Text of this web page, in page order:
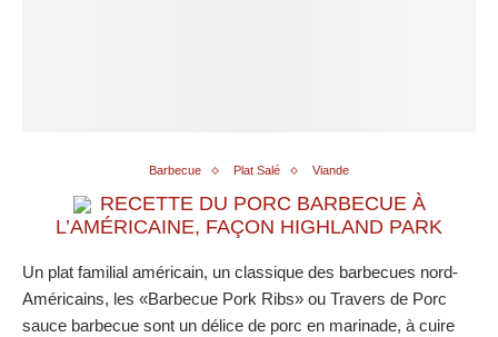
Barbecue Plat Salé Viande
RECETTE DU PORC BARBECUE À
L’AMÉRICAINE, FAÇON HIGHLAND PARK
Un plat familial américain, un classique des barbecues nord-
Américains, les «Barbecue Pork Ribs» ou Travers de Porc
sauce barbecue sont un délice de porc en marinade, à cuire